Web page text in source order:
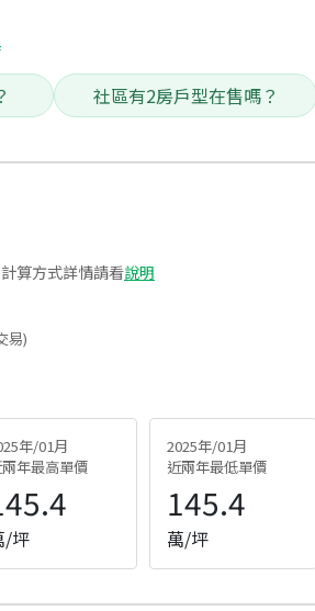
社區有2房戶型在售嗎？
算方式詳情請看說明
易)
年/01月
年最高單價
/坪
2025年/01月
近兩年最低單價
145.4
萬/坪